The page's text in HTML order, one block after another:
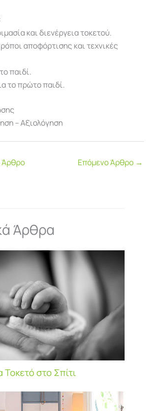
και διενέργεια τοκετού.
αποφόρτισης και τεχνικές
παιδί.
το πρώτο παιδί.
– Αξιολόγηση
Άρθρο Επόμενο Άρθρο →
Άρθρα
Τοκετό στο Σπίτι